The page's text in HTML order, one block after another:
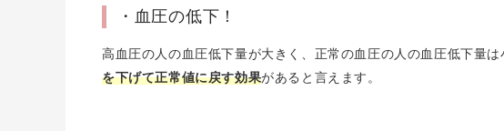
・血圧の低下！
高血圧の人の血圧低下量が大きく、正常の血圧の人の血圧低下量
を下げて正常値に戻す効果があると言えます。